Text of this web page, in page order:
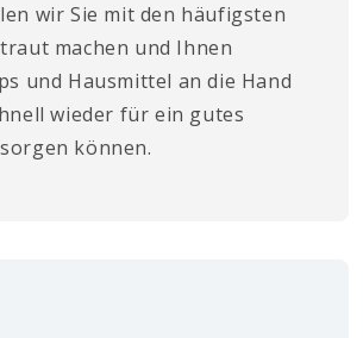
wir Sie mit den häufigsten
machen und Ihnen
und Hausmittel an die Hand
wieder für ein gutes
können.